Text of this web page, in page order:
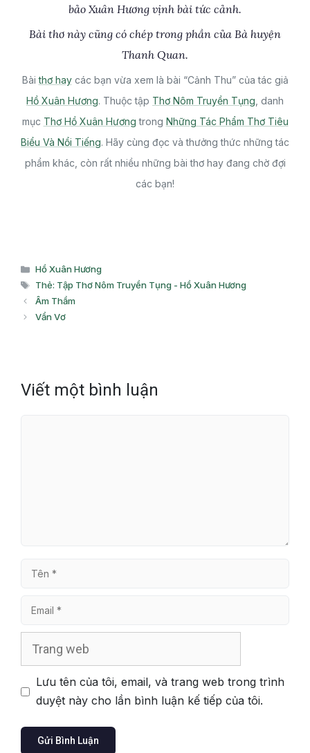
bảo Xuân Hương vịnh bài tức cảnh.
Bài thơ này cũng có chép trong phần của Bà huyện
Thanh Quan.
Bàithơ haycác bạn vừa xem là bài “Cảnh Thu” của tác giả
Hồ Xuân Hương. Thuộc tập Thơ Nôm Truyền Tụng , danh
mục Thơ Hồ Xuân Hương trong Những Tác Phẩm Thơ Tiêu
Biểu Và Nổi Tiếng. Hãy cùng đọc và thưởng thức những tác
phẩm khác, còn rất nhiều những bài thơ hay đang chờ đợi
các bạn!
Danh
mục
Hồ Xuân Hương
Thẻ
Thẻ: Tập Thơ Nôm Truyền Tụng - Hồ Xuân Hương
Âm Thầm
Vẩn Vơ
Viết một bình luận
Tên
Email
Lưu tên của tôi, email, và trang web trong trình
duyệt này cho lần bình luận kế tiếp của tôi.